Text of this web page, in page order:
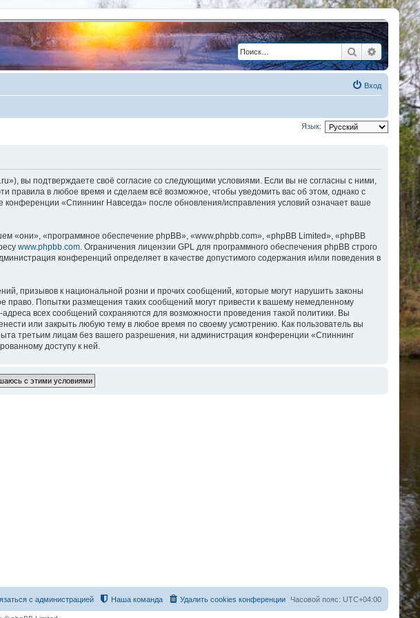
Поиск
Вход
Язык:
вы подтверждаете своё согласие со следующими условиями. Если вы не согласны с ними,
правила в любое время и сделаем всё возможное, чтобы уведомить вас об этом, однако с
«Спиннинг Навсегда» после обновления/исправления условий означает ваше
«программное обеспечение phpBB», «www.phpbb.com», «phpBB Limited», «phpBB
www.phpbb.com . Ограничения лицензии GPL для программного обеспечения phpBB строго
конференций определяет в качестве допустимого содержания и/или поведения в
призывов к национальной розни и прочих сообщений, которые могут нарушить законы
право. Попытки размещения таких сообщений могут привести к вашему немедленному
всех сообщений сохраняются для возможности проведения такой политики. Вы
или закрыть любую тему в любое время по своему усмотрению. Как пользователь вы
третьим лицам без вашего разрешения, ни администрация конференции «Спиннинг
доступу к ней.
Часовой пояс: UTC+04:00
Удалить cookies конференции
Наша команда
с администрацией